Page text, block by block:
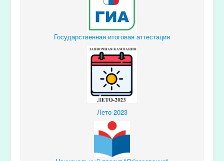
Государственная итоговая аттестация
Лето-2023